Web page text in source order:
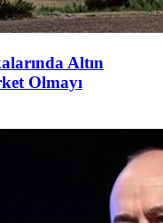
Altın
Olmayı